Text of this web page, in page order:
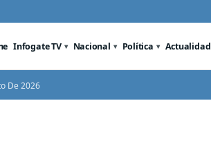
Infogate TV Nacional Política Actualidad
De 2026